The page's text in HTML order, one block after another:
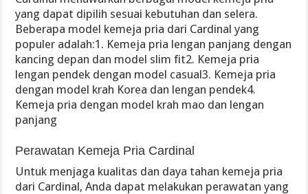
yang dapat dipilih sesuai kebutuhan dan selera.
Beberapa model kemeja pria dari Cardinal yang
populer adalah:1. Kemeja pria lengan panjang dengan
kancing depan dan model slim fit2. Kemeja pria
lengan pendek dengan model casual3. Kemeja pria
dengan model krah Korea dan lengan pendek4.
Kemeja pria dengan model krah mao dan lengan
panjang
Perawatan Kemeja Pria Cardinal
Untuk menjaga kualitas dan daya tahan kemeja pria
dari Cardinal, Anda dapat melakukan perawatan yang